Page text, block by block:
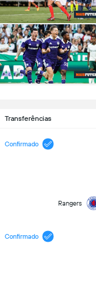
Transferências
Confirmado
Rangers
Confirmado